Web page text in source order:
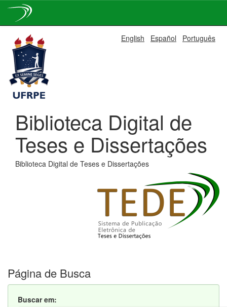
navigation
English Español Português
Biblioteca Digital de
Teses e Dissertações
Biblioteca Digital de Teses e Dissertações
Página de Busca
Buscar em: